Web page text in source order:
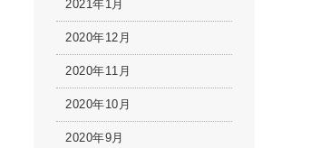
2021年1月
2020年12月
2020年11月
2020年10月
2020年9月